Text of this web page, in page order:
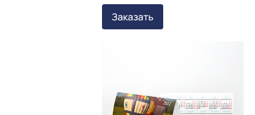
Заказать